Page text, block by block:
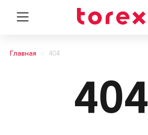
Главная 404
404